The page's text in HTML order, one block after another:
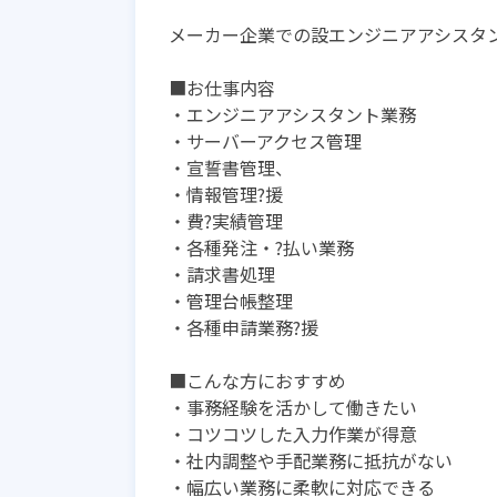
メーカー企業での設エンジニアアシスタ
■お仕事内容
・エンジニアアシスタント業務
・サーバーアクセス管理
・宣誓書管理、
・情報管理?援
・費?実績管理
・各種発注・?払い業務
・請求書処理
・管理台帳整理
・各種申請業務?援
■こんな方におすすめ
・事務経験を活かして働きたい
・コツコツした入力作業が得意
・社内調整や手配業務に抵抗がない
・幅広い業務に柔軟に対応できる